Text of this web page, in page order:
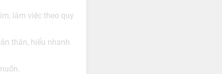
làm việc theo quy
thân, hiểu nhanh